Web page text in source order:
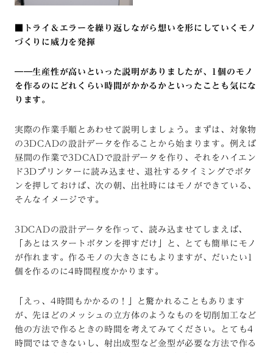
■トライ＆エラーを繰り返しながら想いを形にしていくモノ
づくりに威力を発揮
――生産性が高いといった説明がありましたが、1個のモノ
を作るのにどれくらい時間がかかるかといったことも気にな
ります。
実際の作業手順とあわせて説明しましょう。まずは、対象物
の3DCADの設計データを作ることから始まります。例えば
昼間の作業で3DCADで設計データを作り、それをハイエン
ド3Dプリンターに読み込ませ、退社するタイミングでボタ
ンを押しておけば、次の朝、出社時にはモノができている、
そんなイメージです。
3DCADの設計データを作って、読み込ませてしまえば、
「あとはスタートボタンを押すだけ」と、とても簡単にモノ
が作れます。作るモノの大きさにもよりますが、だいたい1
個を作るのに4時間程度かかります。
「えっ、4時間もかかるの！」と驚かれることもあります
が、先ほどのメッシュの立方体のようなものを切削加工など
他の方法で作るときの時間を考えてみてください。とても4
時間ではできないし、射出成型など金型が必要な方法で作る